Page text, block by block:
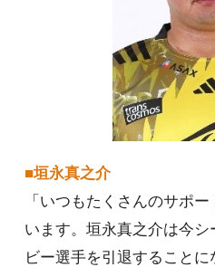
■垣永真之介
「いつもたくさんのサポ
います。垣永真之介は今
ビー選手を引退すること